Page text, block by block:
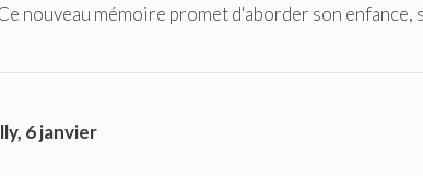
nouveau mémoire promet d'aborder son
6 janvier